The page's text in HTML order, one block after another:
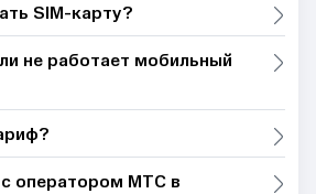
SIM-карту?
не работает мобильный
с оператором МТС в